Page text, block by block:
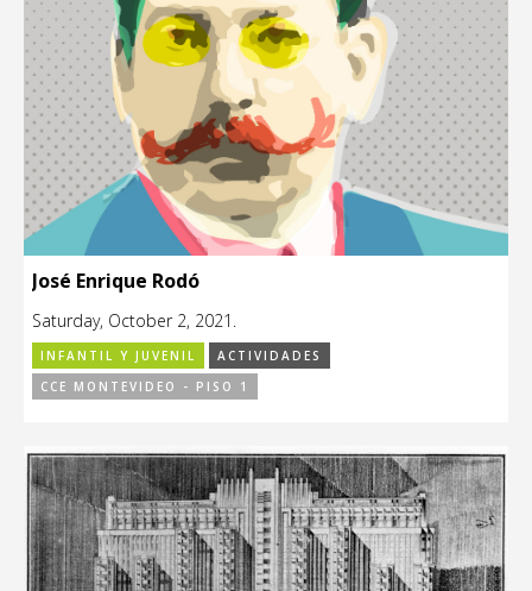
José Enrique Rodó
Saturday, October 2, 2021.
INFANTIL Y JUVENIL
ACTIVIDADES
CCE MONTEVIDEO - PISO 1